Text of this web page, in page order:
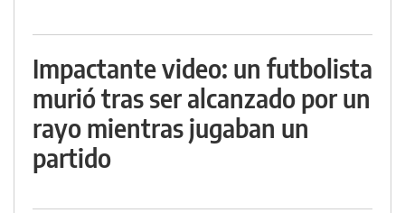
Impactante video: un futbolista
murió tras ser alcanzado por un
rayo mientras jugaban un
partido